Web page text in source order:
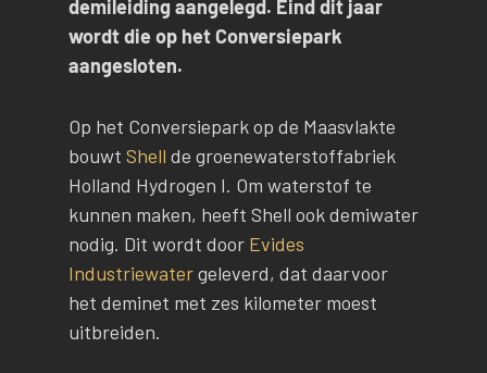
demileiding aangelegd. Eind dit jaar
wordt die op het Conversiepark
aangesloten.
Op het Conversiepark op de Maasvlakte
bouwt Shell de groenewaterstoffabriek
Holland Hydrogen I. Om waterstof te
kunnen maken, heeft Shell ook demiwater
nodig. Dit wordt door Evides
Industriewatergeleverd, dat daarvoor
het deminet met zes kilometer moest
uitbreiden.